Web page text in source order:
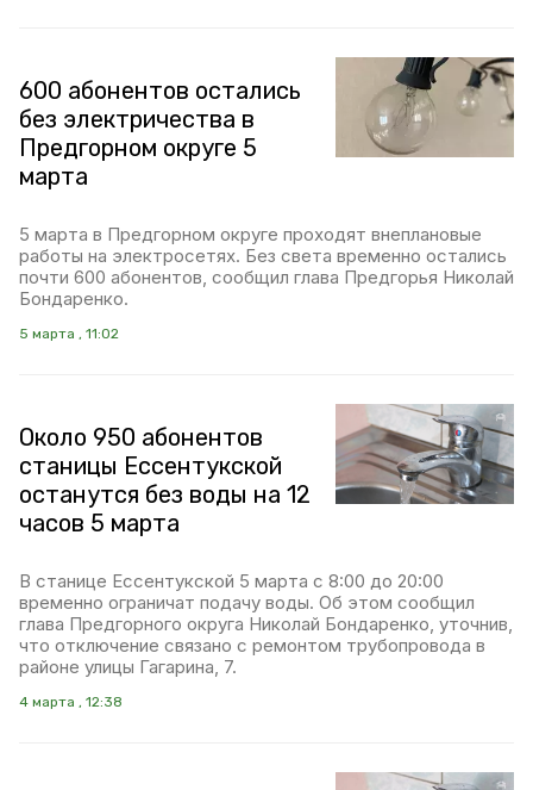
600 абонентов остались
без электричества в
Предгорном округе 5
марта
5 марта в Предгорном округе проходят внеплановые
работы на электросетях. Без света временно остались
почти 600 абонентов, сообщил глава Предгорья Николай
Бондаренко.
5 марта , 11:02
Около 950 абонентов
станицы Ессентукской
останутся без воды на 12
часов 5 марта
В станице Ессентукской 5 марта с 8:00 до 20:00
временно ограничат подачу воды. Об этом сообщил
глава Предгорного округа Николай Бондаренко, уточнив,
что отключение связано с ремонтом трубопровода в
районе улицы Гагарина, 7.
4 марта , 12:38